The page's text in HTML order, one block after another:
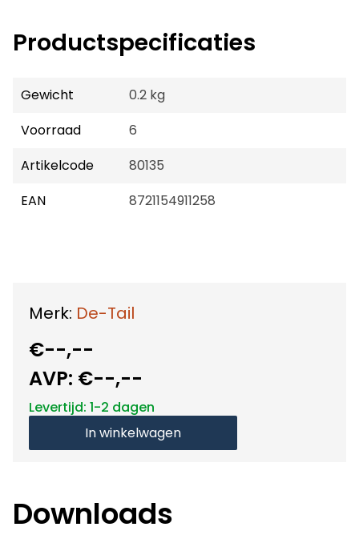
Productspecificaties
Gewicht
0.2 kg
Voorraad
6
Artikelcode
80135
EAN
8721154911258
Merk: De-Tail
€--,--
AVP: €--,--
Levertijd: 1-2 dagen
In winkelwagen
Downloads